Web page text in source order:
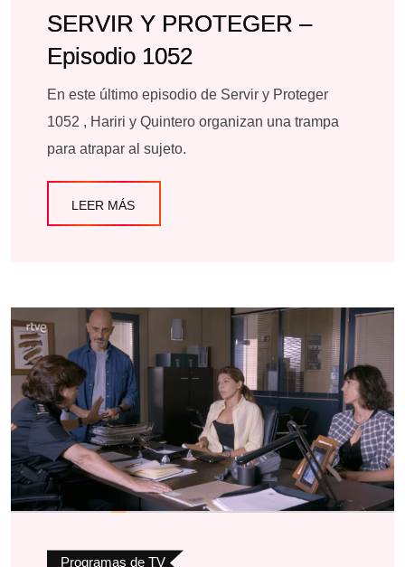
SERVIR Y PROTEGER –
Episodio 1052
En este último episodio de Servir y Proteger
1052 , Hariri y Quintero organizan una trampa
para atrapar al sujeto.
LEER MÁS
Programas de TV